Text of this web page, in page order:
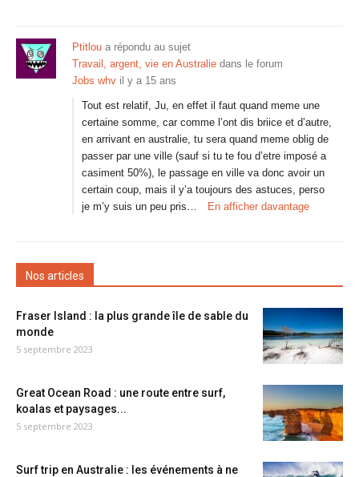
Ptitlou a répondu au sujet
Travail, argent, vie en Australie dans le forum
Jobs whv il y a 15 ans
Tout est relatif, Ju, en effet il faut quand meme une
certaine somme, car comme l’ont dis briice et d’autre,
en arrivant en australie, tu sera quand meme oblig de
passer par une ville (sauf si tu te fou d’etre imposé a
casiment 50%), le passage en ville va donc avoir un
certain coup, mais il y’a toujours des astuces, perso
je m’y suis un peu pris…
En afficher davantage
Nos articles
Fraser Island : la plus grande île de sable du
monde
5 septembre 2023
Great Ocean Road : une route entre surf,
koalas et paysages...
5 septembre 2023
Surf trip en Australie : les événements à ne